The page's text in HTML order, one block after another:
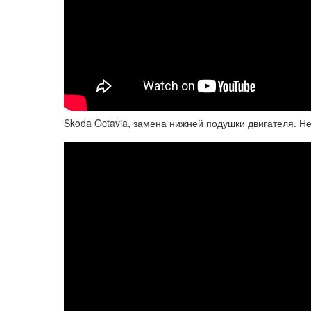
Skoda Octavia, замена нижней подушки двигателя.